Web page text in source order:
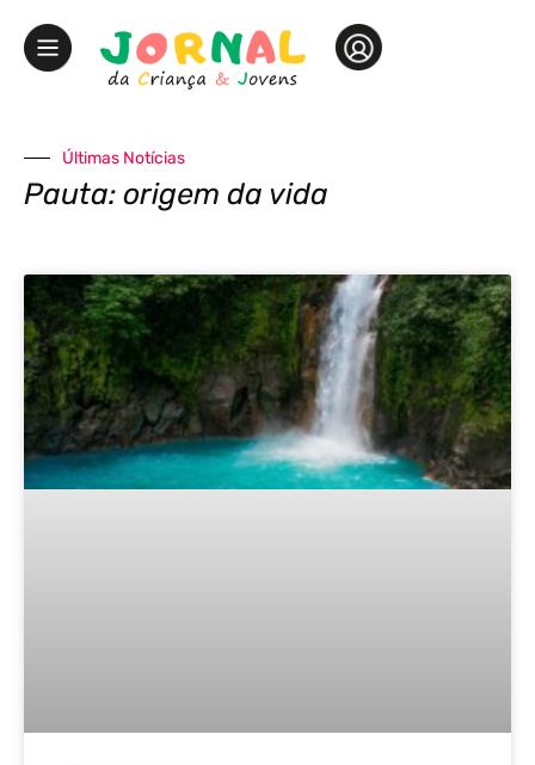
Últimas Notícias
Pauta: origem da vida